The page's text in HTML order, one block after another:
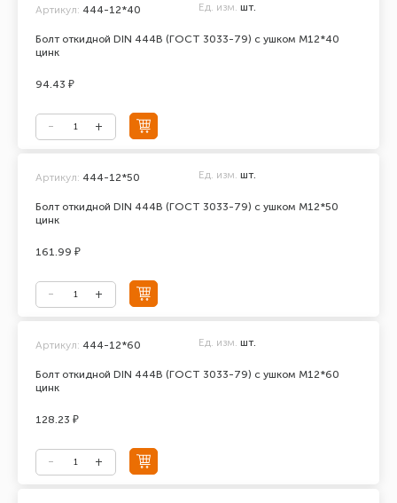
Болт откидной DIN 444В (ГОСТ 3033-79) с ушком М12*40
цинк
Артикул: 444-12*40 Ед. изм. шт.
94.43 ₽
Болт откидной DIN 444В (ГОСТ 3033-79) с ушком М12*50
цинк
Артикул: 444-12*50 Ед. изм. шт.
161.99 ₽
Болт откидной DIN 444В (ГОСТ 3033-79) с ушком М12*60
цинк
Артикул: 444-12*60 Ед. изм. шт.
128.23 ₽